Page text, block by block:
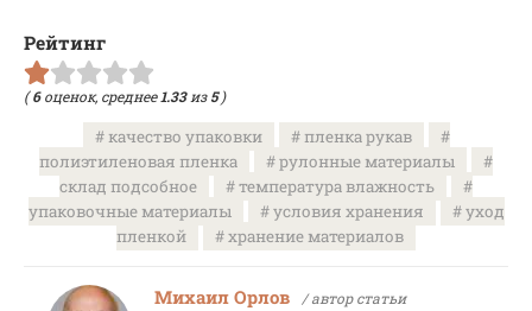
Рейтинг
(6оценок, среднее1.33из5)
качество упаковки
пленка рукав
полиэтиленовая пленка
рулонные материалы
склад подсобное
температура влажность
упаковочные материалы
условия хранения
уход
пленкой
хранение материалов
Михаил Орлов / автор статьи